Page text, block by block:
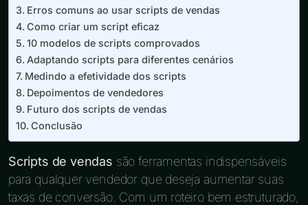
Erros comuns ao usar scripts de vendas
Como criar um script eficaz
10 modelos de scripts comprovados
Adaptando scripts para diferentes cenários
Medindo a efetividade dos scripts
Depoimentos de vendedores
Futuro dos scripts de vendas
Conclusão
Scripts de vendas são ferramentas indispensáveis
para qualquer vendedor que deseja aumentar suas
taxas de conversão. Com um roteiro bem estruturado,